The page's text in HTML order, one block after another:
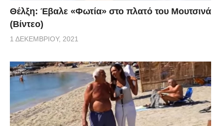
Θέλξη: Έβαλε «Φωτία» στο πλατό του Μουτσινά
(Βίντεο)
1 ΔΕΚΕΜΒΡΊΟΥ, 2021